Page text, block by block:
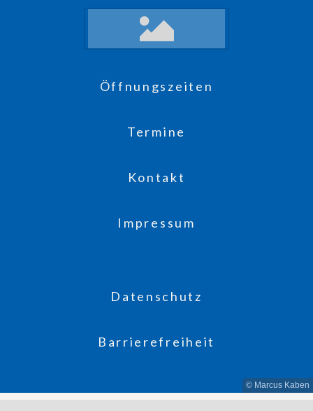
Öffnungszeiten
Termine
Kontakt
Impressum
Datenschutz
Barrierefreiheit
© Marcus Kaben